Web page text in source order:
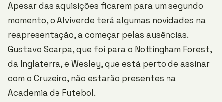
Apesar das aquisições ficarem para um segundo
momento, o Alviverde terá algumas novidades na
reapresentação, a começar pelas ausências.
Gustavo Scarpa, que foi para o Nottingham Forest,
da Inglaterra, e Wesley, que está perto de assinar
com o Cruzeiro, não estarão presentes na
Academia de Futebol.